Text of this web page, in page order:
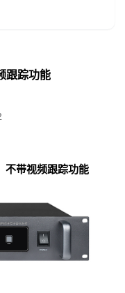
跟踪功能
不带视频跟踪功能